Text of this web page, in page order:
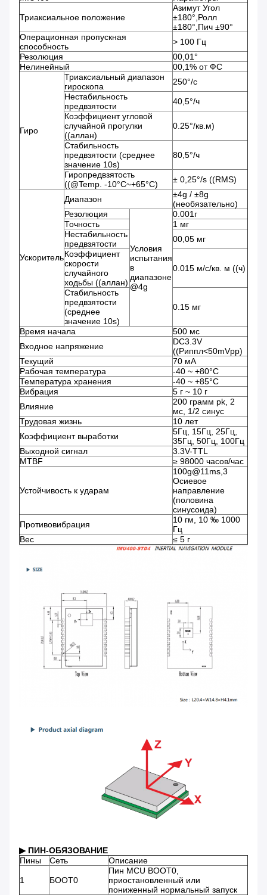
Триаксиальное положение
Азимут Угол
±180°,Ролл
±180°,Пич ±90°
Операционная пропускная
способность
> 100 Гц
Резолюция
00,01°
Нелинейный
00,1% от ФС
Гиро
Триаксиальный диапазон
гироскопа
250°/с
Нестабильность
предвзятости
40,5°/ч
Коэффициент угловой
случайной прогулки
((аллан)
0.25°/кв.м)
Стабильность
предвзятости (среднее
значение 10s)
80,5°/ч
Гиропредвзятость
((@Temp. -10°C~+65°C)
± 0,25°/s ((RMS)
Ускоритель
Диапазон
±4g / ±8g
(необязательно)
Резолюция
Условия
испытания
в
диапазоне
@4g
0.001г
Точность
1 мг
Нестабильность
предвзятости
00,05 мг
Коэффициент
скорости
случайного
ходьбы ((аллан)
0.015 м/с/кв. м ((ч)
Стабильность
предвзятости
(среднее
значение 10s)
0.15 мг
Время начала
500 мс
Входное напряжение
DC3.3V
((Риппл<50mVpp)
Текущий
70 мА
Рабочая температура
-40 ~ +80°C
Температура хранения
-40 ~ +85°C
Вибрация
5 г ~ 10 г
Влияние
200 грамм pk, 2
мс, 1/2 синус
Трудовая жизнь
10 лет
Коэффициент выработки
5Гц, 15Гц, 25Гц,
35Гц, 50Гц, 100Гц
Выходной сигнал
3.3V-TTL
MTBF
≥ 98000 часов/час
Устойчивость к ударам
100g@11ms,3
Осиевое
направление
(половина
синусоида)
Противовибрация
10 гм, 10 ‰ 1000
Гц
Вес
≤ 5 г
▶ ПИН-ОБЯЗОВАНИЕ
Пины
Сеть Описание
1 БООТ0
Пин MCU BOOT0,
приостановленный или
пониженный нормальный запуск